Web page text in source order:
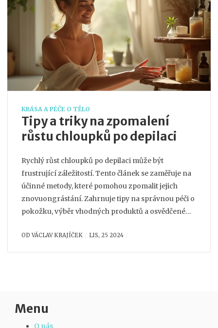
KRÁSA A PÉČE O TĚLO
Tipy a triky na zpomalení
růstu chloupků po depilaci
Rychlý růst chloupků po depilaci může být
frustrující záležitostí. Tento článek se zaměřuje na
účinné metody, které pomohou zpomalit jejich
znovuongrástání. Zahrnuje tipy na správnou péči o
pokožku, výběr vhodných produktů a osvědčené
stravy a zdraví na rychlost růstu chloupků. Přečtěte
ODVÁCLAV KRAJÍČEK LIS, 25 2024
Menu
O nás